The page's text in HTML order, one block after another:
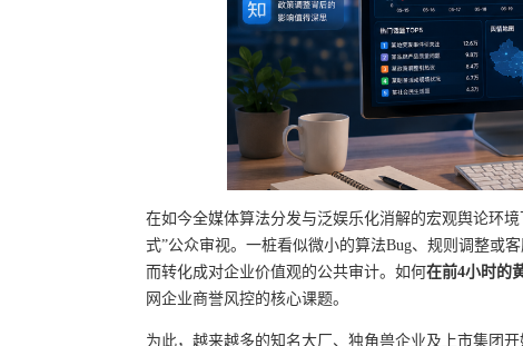
在如今全媒体算法分发与泛娱乐化消解的宏观舆论环
式”公众审视。一桩看似微小的算法Bug、规则调整或
而转化成对企业价值观的公共审计。如何在前4小时的
网企业商誉风控的核心课题。
为此，越来越多的知名大厂、独角兽企业及上市集团